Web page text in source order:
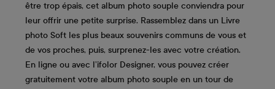
être trop épais, cet album photo souple conviendra pour
leur offrir une petite surprise. Rassemblez dans un Livre
photo Soft les plus beaux souvenirs communs de vous et
de vos proches, puis, surprenez-les avec votre création.
En ligne ou avec l’ifolor Designer, vous pouvez créer
gratuitement votre album photo souple en un tour de